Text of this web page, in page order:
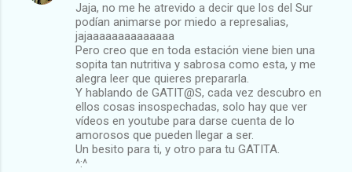
Jaja, no me he atrevido a decir que los del Sur
podían animarse por miedo a represalias,
jajaaaaaaaaaaaaaa
Pero creo que en toda estación viene bien una
sopita tan nutritiva y sabrosa como esta, y me
alegra leer que quieres prepararla.
Y hablando de GATIT@S, cada vez descubro en
ellos cosas insospechadas, solo hay que ver
vídeos en youtube para darse cuenta de lo
amorosos que pueden llegar a ser.
Un besito para ti, y otro para tu GATITA.
^:^